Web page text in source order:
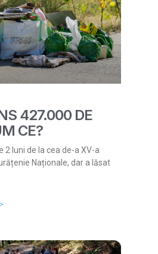
427.000 DE
CE?
2 luni de la cea de-a XV-a
Naționale, dar a lăsat